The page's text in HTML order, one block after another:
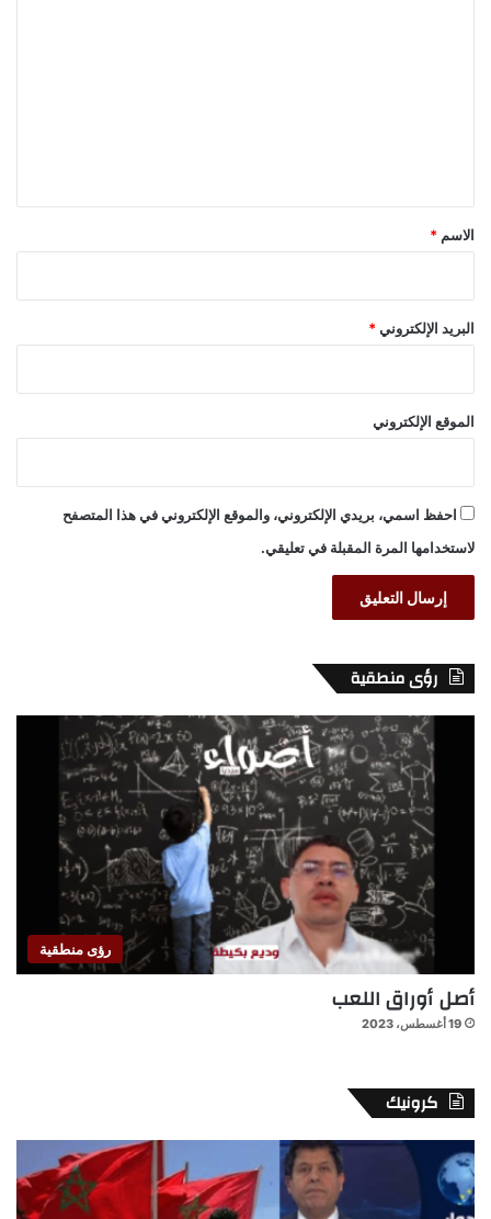
*
الاسم *
البريد الإلكتروني *
الموقع الإلكتروني
احفظ اسمي، بريدي الإلكتروني، والموقع الإلكتروني في هذا المتصفح
لاستخدامها المرة المقبلة في تعليقي.
رؤى منطقية
رؤى منطقية
أصل أوراق اللعب
19 أغسطس، 2023
كرونيك